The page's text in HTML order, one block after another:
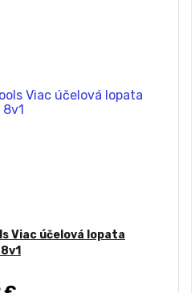
Viac účelová lopata